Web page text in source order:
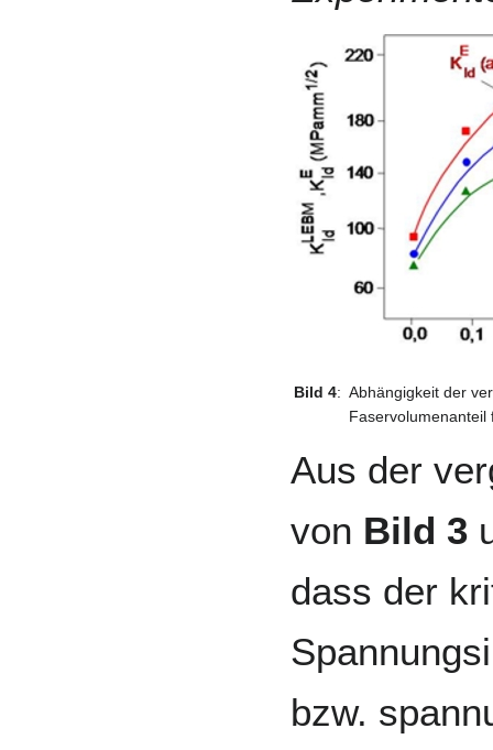
Bild 4: Abhängigkeit der
Faservolumenanteil
Aus der
von Bild 3
dass der
bzw.